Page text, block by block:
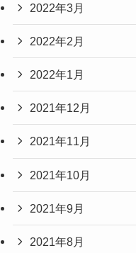
2022年3月
2022年2月
2022年1月
2021年12月
2021年11月
2021年10月
2021年9月
2021年8月